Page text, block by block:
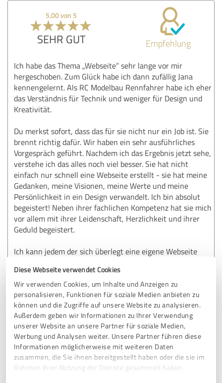
Diese Webseite verwendet Cookies
Wir verwenden Cookies, um Inhalte und Anzeigen zu
personalisieren, Funktionen für soziale Medien anbieten zu
können und die Zugriffe auf unsere Website zu analysieren.
Außerdem geben wir Informationen zu Ihrer Verwendung
unserer Website an unsere Partner für soziale Medien,
Werbung und Analysen weiter. Unsere Partner führen diese
Informationen möglicherweise mit weiteren Daten
zusammen, die Sie ihnen bereitgestellt haben oder die sie im
Rahmen Ihrer Nutzung der Dienste gesammelt haben.
5,00 von 5
SEHR GUT Empfehlung
Ich habe das Thema „Webseite“ sehr lange vor mir
hergeschoben. Zum Glück habe ich dann zufällig Jana
kennengelernt. Als RC Modelbau Rennfahrer habe ich eher
das Verständnis für Technik und weniger für Design und
Kreativität.
Du merkst sofort, dass das für sie nicht nur ein Job ist. Sie
brennt richtig dafür. Wir haben ein sehr ausführliches
Vorgespräch geführt. Nachdem ich das Ergebnis jetzt sehe,
verstehe ich das alles noch viel besser. Sie hat nicht
einfach nur schnell eine Webseite erstellt - sie hat meine
Gedanken, meine Visionen, meine Werte und meine
Persönlichkeit in ein Design verwandelt. Ich bin absolut
begeistert! Neben ihrer fachlichen Kompetenz hat sie mich
vor allem mit ihrer Leidenschaft, Herzlichkeit und ihrer
Geduld begeistert.
Ich kann jedem der sich überlegt eine eigene Webseite
wirst begeistert sein.
Erfahrungsbericht & Bewertung zu:
janakoeppe
18.02.2026 Anonym